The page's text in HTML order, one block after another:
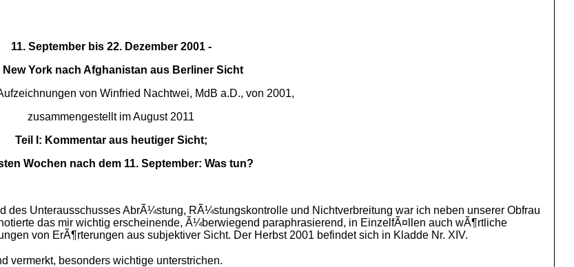
11. September bis 22. Dezember 2001 -
New York nach Afghanistan aus Berliner Sicht
von Winfried Nachtwei, MdB a.D., von 2001,
zusammengestellt im August 2011
Teil I: Kommentar aus heutiger Sicht;
Wochen nach dem 11. September: Was tun?
des Unterausschusses AbrÃ¼stung, RÃ¼stungskontrolle und Nichtverbreitung war ich neben unserer Obfrau
das mir wichtig erscheinende, Ã¼berwiegend paraphrasierend, in EinzelfÃ¤llen auch wÃ¶rtliche
von ErÃ¶rterungen aus subjektiver Sicht. Der Herbst 2001 befindet sich in Kladde Nr. XIV.
vermerkt, besonders wichtige unterstrichen.